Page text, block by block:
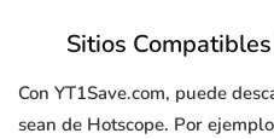
Sitios
Con YT1Save.com, puede
sean de Hotscope. Por